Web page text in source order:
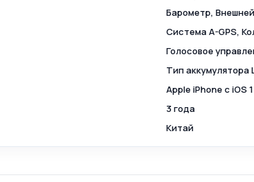
Барометр,
Cистема A-GPS,
Голосовое
Тип аккумулятора
Apple iPhone с iOS
3 года
Китай